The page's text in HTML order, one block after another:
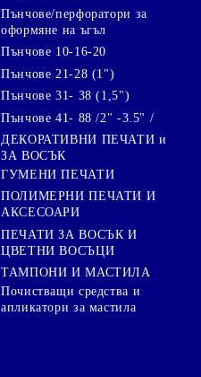
Пънчове/перфоратори за
оформяне на ъгъл
Пънчове 10-16-20
Пънчове 21-28 (1")
Пънчове 31- 38 (1,5")
Пънчове 41- 88 /2" -3.5" /
ДЕКОРАТИВНИ ПЕЧАТИ и
ЗА ВОСЪК
ГУМЕНИ ПЕЧАТИ
ПОЛИМЕРНИ ПЕЧАТИ И
АКСЕСОАРИ
ПЕЧАТИ ЗА ВОСЪК И
ЦВЕТНИ ВОСЪЦИ
ТАМПОНИ И МАСТИЛА
Почистващи средства и
апликатори за мастила